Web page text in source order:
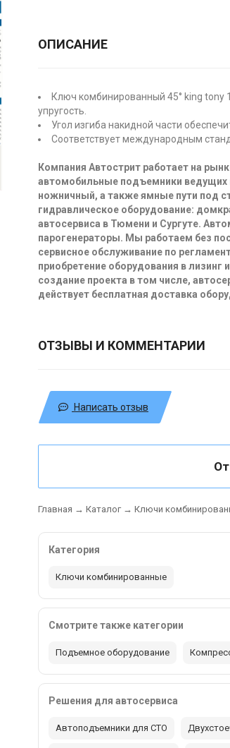
ОПИСАНИЕ
Ключ комбинированный 45° king tony
упругость.
Угол изгиба накидной части
Соответствует международным
Компания Автострит работает на
автомобильные подъемники ведущих
ножничный, а также ямные пути под
гидравлическое оборудование:
автосервиса в Тюмени и Сургуте.
парогенераторы. Мы работаем без
сервисное обслуживание по
приобретение оборудования в
создание проекта в том числе,
действует бесплатная доставка
ОТЗЫВЫ И КОММЕНТАРИИ
Написать отзыв
Главная → Каталог→ Ключи
Категория
Ключи комбинированные
Смотрите также категории
Подъемное оборудование
Решения для автосервиса
Автоподъемники для СТО